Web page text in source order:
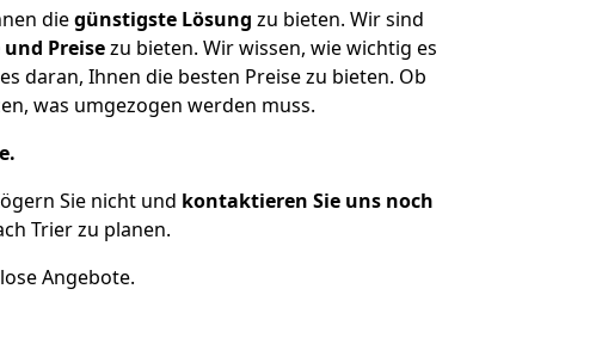
diegünstigste Lösung zu bieten. Wir sind
Preisezu bieten. Wir wissen, wie wichtig es
daran, Ihnen die besten Preise zu bieten. Ob
was umgezogen werden muss.
Sie nicht und kontaktieren Sie uns noch
Trier zu planen.
Angebote.